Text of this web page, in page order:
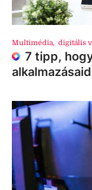
Multimédia, digitális
7 tipp,